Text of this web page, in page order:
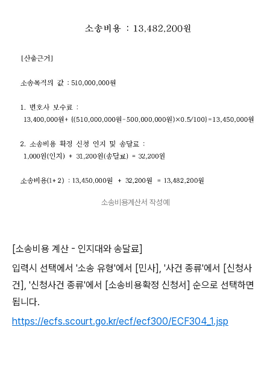
소송비용계산서 작성예
[소송비용 계산 - 인지대와 송달료]
입력시 선택에서 '소송 유형'에서 [민사], '사건 종류'에서 [신청사
건], '신청사건 종류'에서 [소송비용확정 신청서] 순으로 선택하면
됩니다.
https://ecfs.scourt.go.kr/ecf/ecf300/ECF304_1.jsp